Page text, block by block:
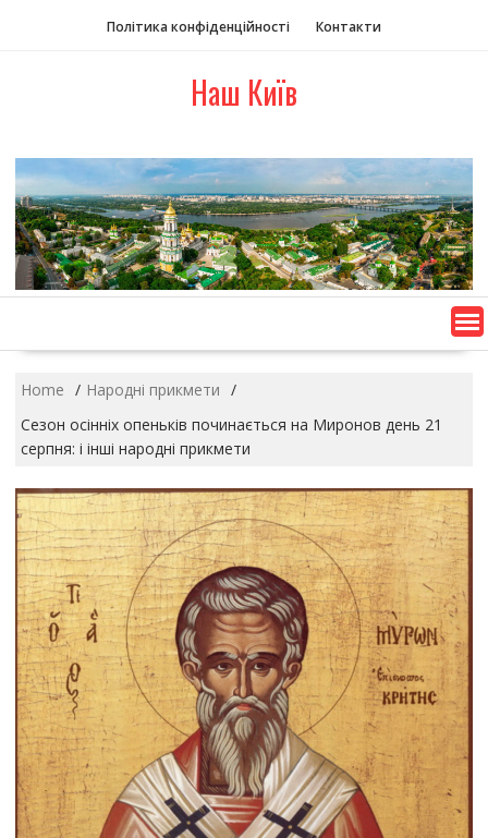
t
Політика конфіденційності Контакти
Наш Київ
Home
Народні прикмети
Сезон осінніх опеньків починається на Миронов день 21
серпня: і інші народні прикмети